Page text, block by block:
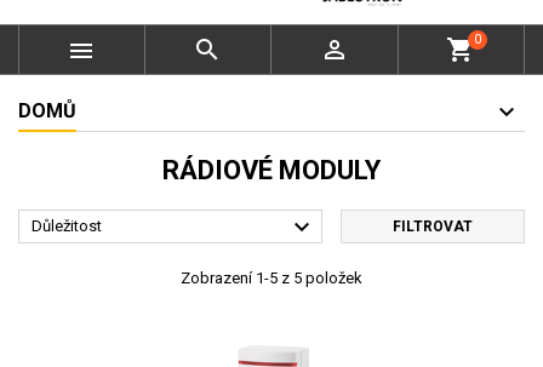
   shopping_cart0
DOMŮ
RÁDIOVÉ MODULY
Důležitost  FILTROVAT
Zobrazení 1-5 z 5 položek